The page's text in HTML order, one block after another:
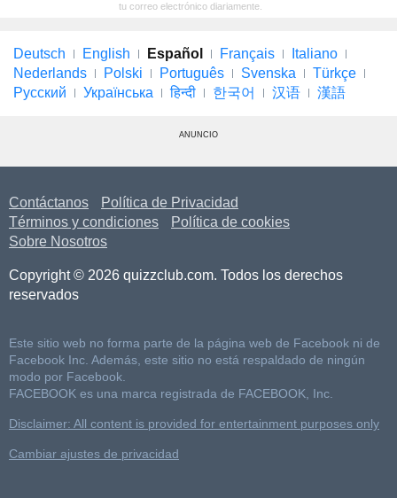
tu correo electrónico diariamente.
Deutsch English Español Français
Italiano
Nederlands
Polski Português Svenska
Türkçe
Русский
Українська हिन्दी 한국어 汉语 漢語
ANUNCIO
Contáctanos
Política de Privacidad
Términos y condiciones
Política de cookies
Sobre Nosotros
Copyright © 2026 quizzclub.com. Todos los derechos
reservados
Este sitio web no forma parte de la página web de Facebook ni de
Facebook Inc. Además, este sitio no está respaldado de ningún
modo por Facebook.
FACEBOOK es una marca registrada de FACEBOOK, Inc.
Disclaimer: All content is provided for entertainment purposes only
Cambiar ajustes de privacidad